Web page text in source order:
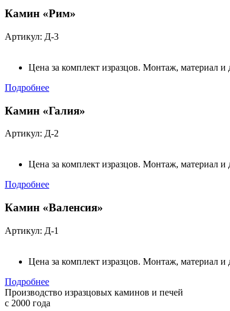
Камин «Рим»
Артикул: Д-3
Цена за комплект изразцов. Монтаж, материал и
Подробнее
Камин «Галия»
Артикул: Д-2
Цена за комплект изразцов. Монтаж, материал и
Подробнее
Камин «Валенсия»
Артикул: Д-1
Цена за комплект изразцов. Монтаж, материал и
Подробнее
Производство изразцовых каминов и печей
с 2000 года